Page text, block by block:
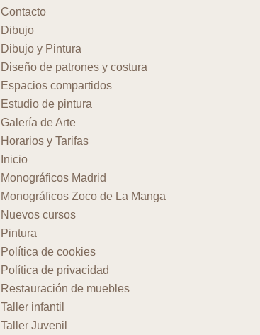
Contacto
Dibujo
Dibujo y Pintura
Diseño de patrones y costura
Espacios compartidos
Estudio de pintura
Galería de Arte
Horarios y Tarifas
Inicio
Monográficos Madrid
Monográficos Zoco de La Manga
Nuevos cursos
Pintura
Política de cookies
Política de privacidad
Restauración de muebles
Taller infantil
Taller Juvenil